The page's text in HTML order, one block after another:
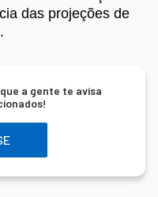
das projeções de
a gente te avisa